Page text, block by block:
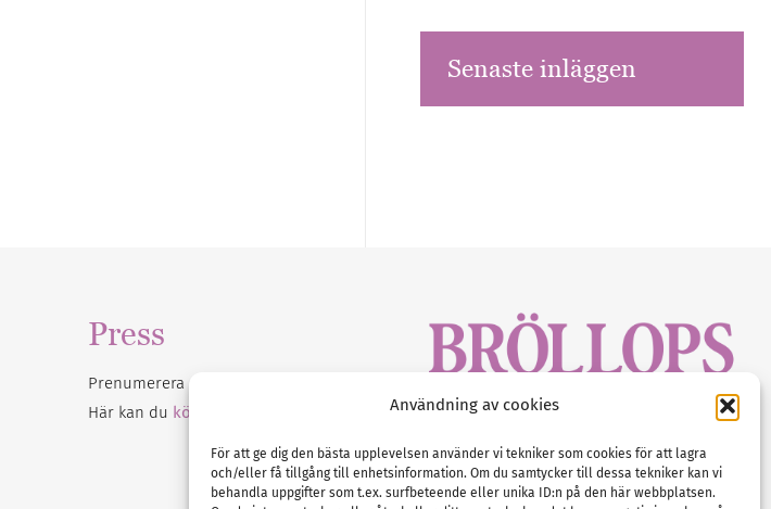
Användning av cookies
För att ge dig den bästa upplevelsen använder vi tekniker som cookies för att lagra
och/eller få tillgång till enhetsinformation. Om du samtycker till dessa tekniker kan vi
behandla uppgifter som t.ex. surfbeteende eller unika ID:n på den här webbplatsen.
Senaste inläggen
Press
Prenumerera på vårt
Här kan du köpa Bröllopsmagasinet
Tel :0522-68 11 90
E-post:info@nordicbridalmedia.com